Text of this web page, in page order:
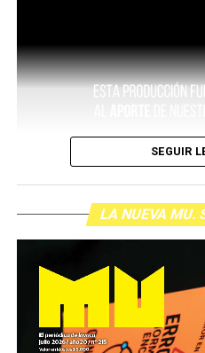
SEGUIR
LA NUEVA MU.